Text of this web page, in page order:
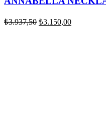
₺3.937,50 ₺3.150,00